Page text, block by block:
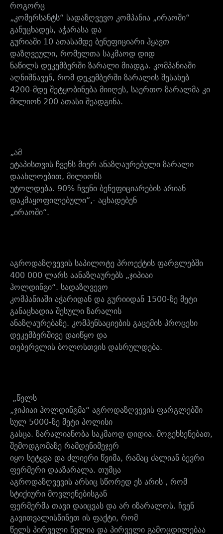
როგორც
„კომერსანტს“ სადაზღვევო კომპანია „ირაოში“
განუცხადეს, აჭარასა და
გურიაში 10 ათასამდე ბენეფიციარი ჰყავთ
დაზღვეული, რომელთა საკმაოდ დიდ
ნაწილს დეკემბერში ზარალი მიადგა. კომპანიაში
აღნიშნავენ, რომ დეკემბერში ზარალის შესახებ
4200-მდე შეტყობინება მიიღეს, საერთო ზარალმა კი
მილიონ 200 ათასი შეადგინა.
„ამ
ეტაპისთვის ჩვენს მიერ ანაზღაურებული ზარალი
დაახლოებით, მილიონს
უტოლდება. 90% ჩვენი ბენეფიციარების არიან
დაკმაყოფილებული“,- აცხადებენ
„ირაოში“.
აგროდაზღვევის საპილოტე პროექტის ფარგლებში
400 000 ლარს აანაზღაურებს „ჯიპიაი
ჰოლდინგი“. სადაზღვევო
კომპანიაში აჭარიდან და გურიიდან 1500-ზე მეტი
განაცხადია შესული ზარალის
ანაზღაურებაზე. კომპენსაციების გაცემის პროცესი
დეკემბერშივე დაიწყო და
თებერვლის ბოლოსთვის დასრულდება.
„წელს
„ჯიპიაი ჰოლდინგმა“ აგროდაზღვევის ფარგლებში
სულ 5000-ზე მეტი პოლისი
გასცა. ზარალიანობა საკმაოდ დიდია. მოგეხსენებათ,
შემოდგომაზე რამდენიმეჯერ
იყო სეტყვა და ძლიერი წვიმა, რამაც ძალიან ბევრი
ფერმერი დააზარალა. თუმცა
აგროდაზღვევის არსიც სწორედ ეს არის , რომ
სტიქიური მოვლენებისგან
ფერმერმა თავი დაიცვას და არ იზარალოს. ჩვენ
გავითვალისწინეთ ის ფაქტი, რომ
წელს პირველი წელია და პირველი გამოცდილებაა